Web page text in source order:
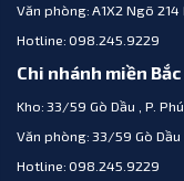
Văn phòng: A1X2 Ngõ
Hotline: 098.245.9229
Chi nhánh miền Bắc
Kho: 33/59 Gò Dầu , P.
Văn phòng: 33/59 Gò Dầu
Hotline: 098.245.9229